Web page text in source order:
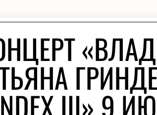
III» 9